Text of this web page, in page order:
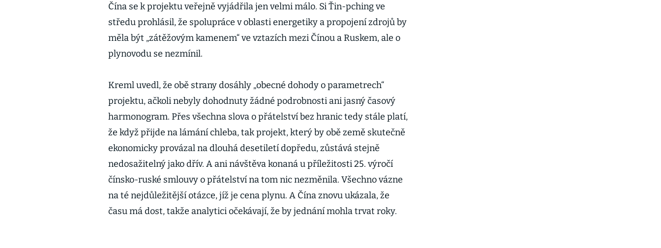
Čína se k projektu veřejně vyjádřila jen velmi málo. Si Ťin-pching ve
středu prohlásil, že spolupráce v oblasti energetiky a propojení zdrojů by
měla být „zátěžovým kamenem“ ve vztazích mezi Čínou a Ruskem, ale o
plynovodu se nezmínil.
Kreml uvedl, že obě strany dosáhly „obecné dohody o parametrech“
projektu, ačkoli nebyly dohodnuty žádné podrobnosti ani jasný časový
harmonogram. Přes všechna slova o přátelství bez hranic tedy stále platí,
že když přijde na lámání chleba, tak projekt, který by obě země skutečně
ekonomicky provázal na dlouhá desetiletí dopředu, zůstává stejně
nedosažitelný jako dřív. A ani návštěva konaná u příležitosti 25. výročí
čínsko-ruské smlouvy o přátelství na tom nic nezměnila. Všechno vázne
na té nejdůležitější otázce, jíž je cena plynu. A Čína znovu ukázala, že
času má dost, takže analytici očekávají, že by jednání mohla trvat roky.